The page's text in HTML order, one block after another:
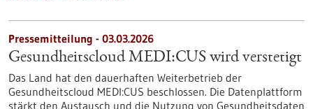
Pressemitteilung - 03.03.2026
Gesundheitscloud MEDI:CUS wird verstetigt
Das Land hat den dauerhaften Weiterbetrieb der
Gesundheitscloud MEDI:CUS beschlossen. Die Datenplattform
stärkt den Austausch und die Nutzung von Gesundheitsdaten